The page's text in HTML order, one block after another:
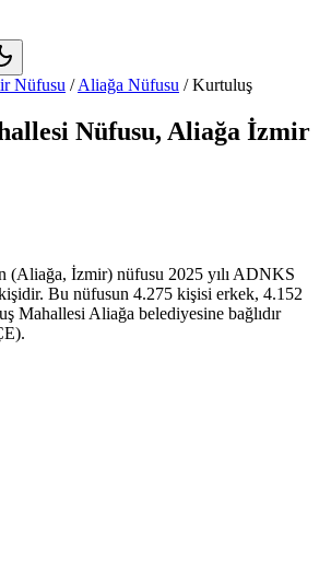
Nüfusu / Aliağa Nüfusu /Kurtuluş
Nüfusu, Aliağa İzmir
(Aliağa, İzmir) nüfusu 2025 yılı ADNKS
Bu nüfusun 4.275 kişisi erkek, 4.152
Mahallesi Aliağa belediyesine bağlıdır